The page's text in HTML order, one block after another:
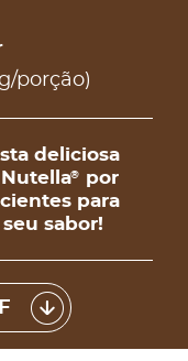
g/porção)
deliciosa
Nutella®
por
para
sabor!